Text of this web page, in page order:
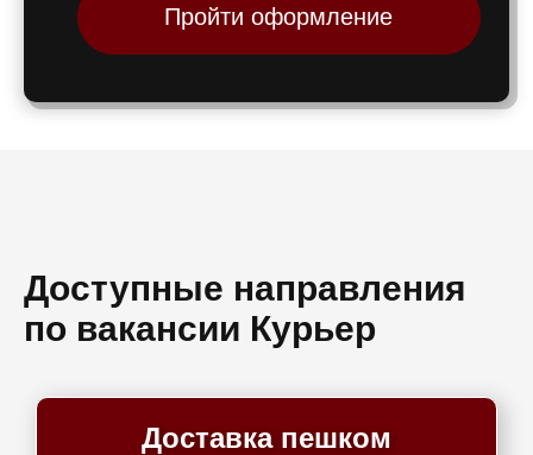
Пройти оформление
Доступные направления
по вакансии Курьер
Доставка пешком